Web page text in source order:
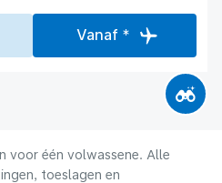
Vanaf *
voor één volwassene. Alle
toeslagen en